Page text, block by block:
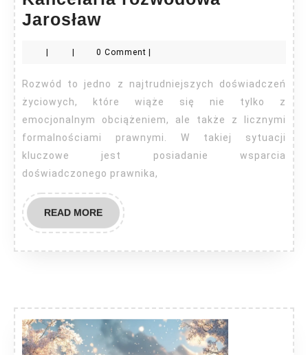
JarosławKancelaria
Jarosław
| | 0 Comment |
Rozwód to jedno z najtrudniejszych doświadczeń
życiowych, które wiąże się nie tylko z
emocjonalnym obciążeniem, ale także z licznymi
formalnościami prawnymi. W takiej sytuacji
kluczowe jest posiadanie wsparcia
doświadczonego prawnika,
READ MOREREAD
MORE